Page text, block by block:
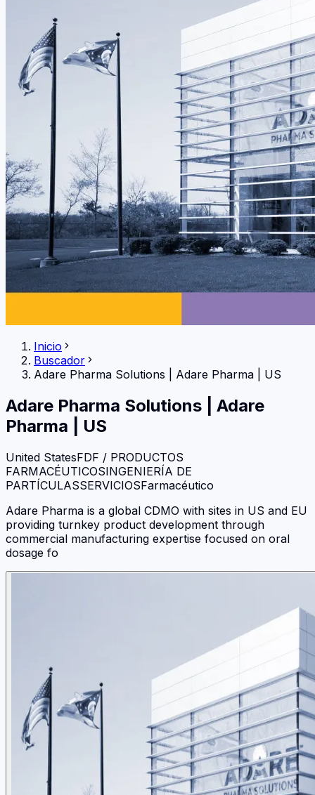
Inicio
Buscador
Adare Pharma Solutions
Adare Pharma | US
Adare Pharma Solutions
Adare
Pharma | US
United StatesFDF / PRODUCTOS
FARMACÉUTICOSINGENIERÍA DE
PARTÍCULASSERVICIOSFarmacéutico
Adare Pharma is a global CDMO with sites in US and EU
providing turnkey product development through
commercial manufacturing expertise focused on oral
dosage fo